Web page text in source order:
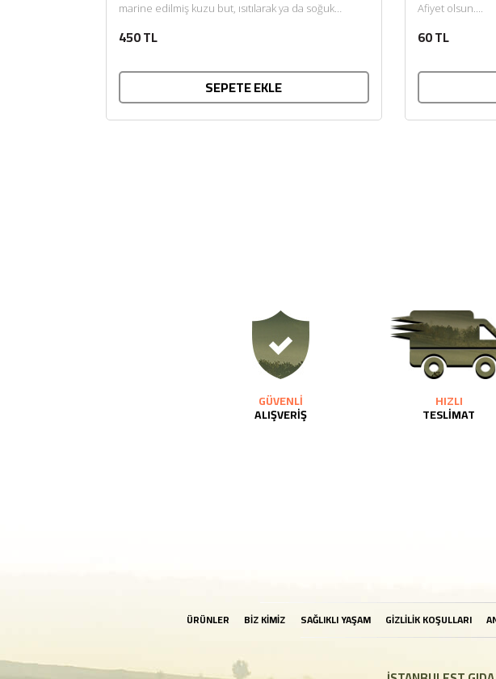
marine edilmiş kuzu but, ısıtılarak ya da soğuk
450 TL
SEPETE EKLE
Afiyet olsun....
60 TL
GÜVENLİ
ALIŞVERİŞ
HIZLI
TESLİMAT
ÜRÜNLER BİZ KİMİZ SAĞLIKLI YAŞAM GİZLİLİK KOŞULLARI